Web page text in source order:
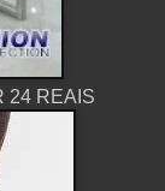
24 REAIS